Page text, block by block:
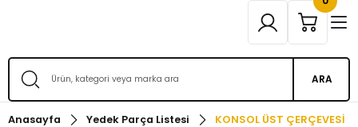
ARA
Anasayfa Yedek Parça Listesi KONSOL ÜST ÇERÇEVESİ